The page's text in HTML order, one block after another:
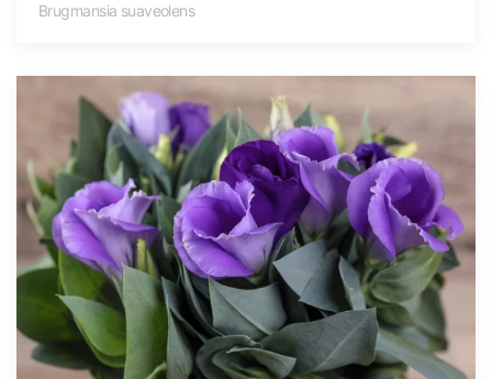
Brugmansia suaveolens